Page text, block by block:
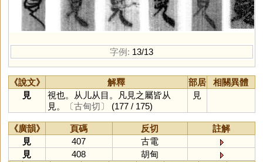
字例: 13/13
《說文》 解釋 部居
相關異體
見
視也。从儿从目。凡見之屬皆从
見。
〔古甸切〕 (177 / 175)
見
《廣韻》 頁碼 反切
註解
見
407
古電
見
408
胡甸